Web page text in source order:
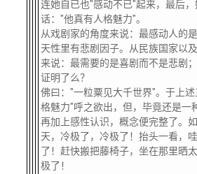
连她自已也"感动不已"起来，最后，
话："他真有人格魅力"。
从戏剧家的角度来说：最感动人的
天性里有悲剧因子。从民族国家以
来说：最需要的是喜剧而不是悲剧
证明了么？
佛曰："一粒粟见大千世界"。于上
格魅力"呼之欲出，但，毕竟还是一
再加上感性认识，概念便完整了。
天，冷极了，冷极了！抬头一看，
了！赶快搬把藤椅子，坐在那里晒
极了！